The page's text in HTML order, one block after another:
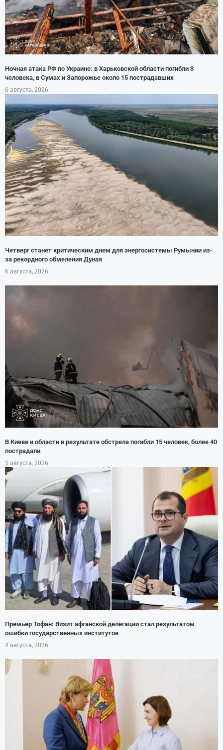
Ночная атака РФ по Украине: в Харьковской области погибли 3
человека, в Сумах и Запорожье около 15 пострадавших
6 августа, 2026
Четверг станет критическим днем для энергосистемы Румынии из-
за рекордного обмеления Дуная
6 августа, 2026
В Киеве и области в результате обстрела погибли 15 человек, более 40
пострадали
5 августа, 2026
Премьер Тофан: Визит афганской делегации стал результатом
ошибки государственных институтов
4 августа, 2026